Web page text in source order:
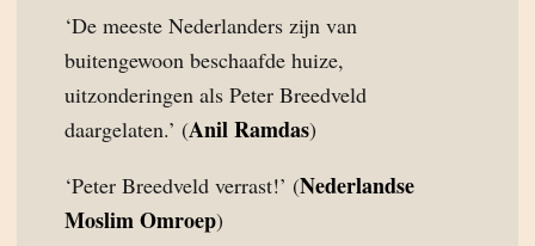
‘De meeste Nederlanders zijn van
buitengewoon beschaafde huize,
uitzonderingen als Peter Breedveld
daargelaten.’ (Anil Ramdas)
‘Peter Breedveld verrast!’ (Nederlandse
Moslim Omroep)